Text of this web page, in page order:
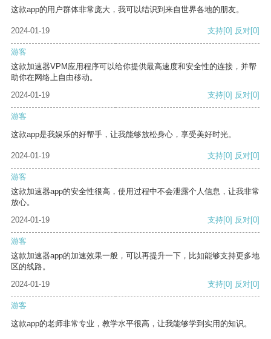
这款app的用户群体非常庞大，我可以结识到来自世界各地的朋友。
2024-01-19 支持[0] 反对[0]
游客
这款加速器VPM应用程序可以给你提供最高速度和安全性的连接，并帮
助你在网络上自由移动。
2024-01-19
支持[0] 反对[0]
游客
这款app是我娱乐的好帮手，让我能够放松身心，享受美好时光。
2024-01-19 支持[0] 反对[0]
游客
这款加速器app的安全性很高，使用过程中不会泄露个人信息，让我非常
放心。
2024-01-19
支持[0] 反对[0]
游客
这款加速器app的加速效果一般，可以再提升一下，比如能够支持更多地
区的线路。
2024-01-19
支持[0] 反对[0]
游客
这款app的老师非常专业，教学水平很高，让我能够学到实用的知识。